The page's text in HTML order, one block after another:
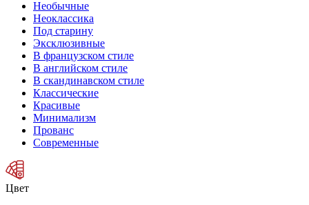
Необычные
Неоклассика
Под старину
Эксклюзивные
В французском стиле
В английском стиле
В скандинавском стиле
Классические
Красивые
Минимализм
Прованс
Современные
Цвет